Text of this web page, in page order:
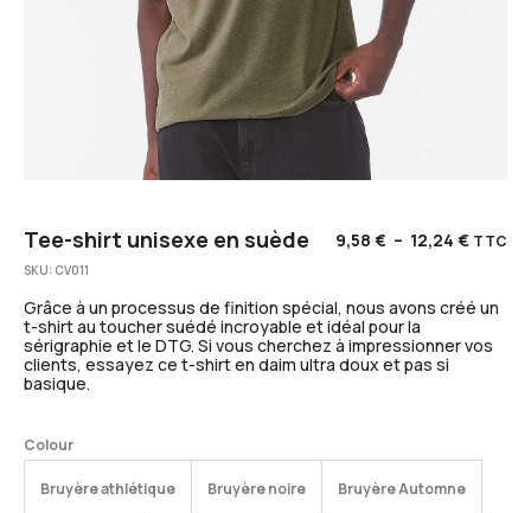
Tee-shirt unisexe en suède 9,58 € – 12,24 € TTC
SKU: CV011
Grâce à un processus de finition spécial, nous avons créé un
t-shirt au toucher suédé incroyable et idéal pour la
sérigraphie et le DTG. Si vous cherchez à impressionner vos
clients, essayez ce t-shirt en daim ultra doux et pas si
basique.
Colour
Bruyère athlétique Bruyère noire Bruyère Automne